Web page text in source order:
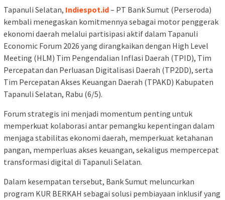
Tapanuli Selatan, Indiespot.id– PT Bank Sumut (Perseroda)
kembali menegaskan komitmennya sebagai motor penggerak
ekonomi daerah melalui partisipasi aktif dalam Tapanuli
Economic Forum 2026 yang dirangkaikan dengan High Level
Meeting (HLM) Tim Pengendalian Inflasi Daerah (TPID), Tim
Percepatan dan Perluasan Digitalisasi Daerah (TP2DD), serta
Tim Percepatan Akses Keuangan Daerah (TPAKD) Kabupaten
Tapanuli Selatan, Rabu (6/5).
Forum strategis ini menjadi momentum penting untuk
memperkuat kolaborasi antar pemangku kepentingan dalam
menjaga stabilitas ekonomi daerah, memperkuat ketahanan
pangan, memperluas akses keuangan, sekaligus mempercepat
transformasi digital di Tapanuli Selatan.
Dalam kesempatan tersebut, Bank Sumut meluncurkan
program KUR BERKAH sebagai solusi pembiayaan inklusif yang